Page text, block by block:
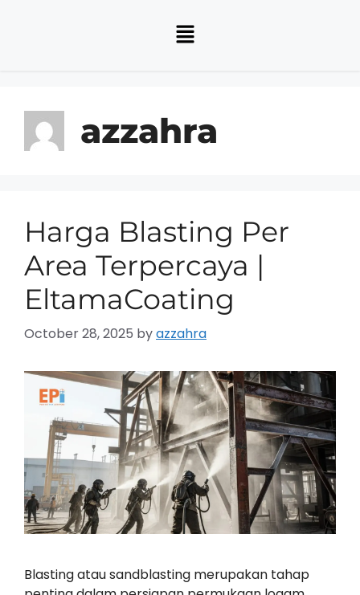
azzahra
Harga Blasting Per
Area Terpercaya |
EltamaCoating
October 28, 2025 byazzahra
Blasting atau sandblasting merupakan tahap